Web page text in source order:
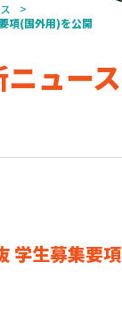
項(国外用)を公開
ュース
学生募集要